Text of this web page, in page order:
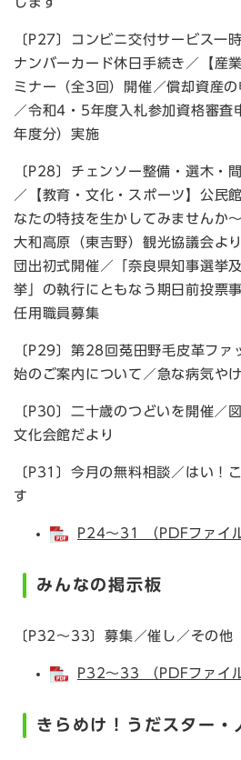
〔P27〕コンビニ交付サービス一
ナンバーカード休日手続き／【産
ミナー（全3回）開催／償却資産
／令和4・5年度入札参加資格審査
年度分）実施
〔P28〕チェンソー整備・選木・
／【教育・文化・スポーツ】公民
なたの特技を生かしてみませんか
大和高原（東吉野）観光協議会よ
団出初式開催／「奈良県知事選挙
挙」の執行にともなう期日前投票
任用職員募集
〔P29〕第28回菟田野毛皮革ファ
始のご案内について／急な病気や
〔P30〕二十歳のつどいを開催／
文化会館だより
〔P31〕今月の無料相談／はい！
す
P24～31 （PDFファイ
みんなの掲示板
〔P32～33〕募集／催し／その他
P32～33 （PDFファイ
きらめけ！うだスター